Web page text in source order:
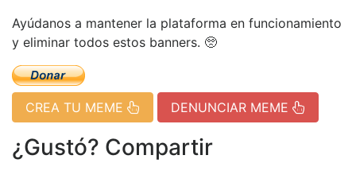
Ayúdanos a mantener la plataforma en funcionamiento
y eliminar todos estos banners. 🥺
CREA TU MEME DENUNCIAR MEME
¿Gustó? Compartir